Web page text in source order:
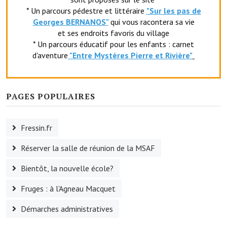
Le foyer rural
Le club de l'amitié
Le comité des fêtes
L'association Avotra-France
Le foyer de la Planquette
* Un parcours pédestre et littéraire "Sur les pas de
Georges BERNANOS" qui vous racontera sa vie
et ses endroits favoris du village
* Un parcours éducatif pour les enfants : carnet
d'aventure "Entre Mystères Pierre et Rivière"
PAGES POPULAIRES
Fressin.fr
Réserver la salle de réunion de la MSAF
Bientôt, la nouvelle école?
Fruges : à l'Agneau Macquet
Démarches administratives